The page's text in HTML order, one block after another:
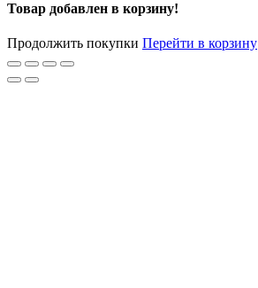
Товар добавлен в корзину!
Продолжить покупки Перейти в корзину